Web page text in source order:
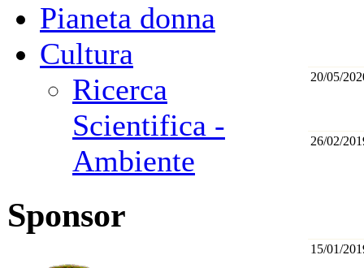
Pianeta donna
Cultura
Ricerca
Scientifica -
Ambiente
Sponsor
20/05/
26/02/
15/01/